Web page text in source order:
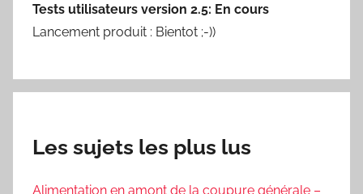
Tests utilisateurs version 2.5: En cours
Lancement produit : Bientot ;-))
Les sujets les plus lus
Alimentation en amont de la coupure générale –